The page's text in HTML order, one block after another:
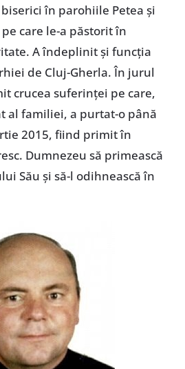
în parohiile Petea şi
care le-a păstorit în
A îndeplinit şi funcţia
de Cluj-Gherla. În jurul
crucea suferinţei pe care,
al familiei, a purtat-o până
2015, fiind primit în
Dumnezeu să primească
Său şi să-l odihnească în